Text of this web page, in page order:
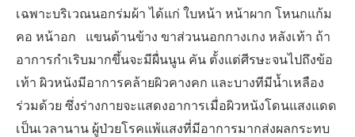
เฉพาะบริเวณนอกร่มผ้า ได้แก่ ใบหน้า หน้าผาก โหนกแก้ม
คอ หน้าอก แขนด้านข้าง ขาส่วนนอกกางเกง หลังเท้า ถ้า
อาการกำเริบมากขึ้นจะมีผื่นนูน คัน ตั้งแต่ศีรษะจนไปถึงข้อ
เท้า ผิวหนังมีอาการคล้ายผิวคางคก และบางทีมีน้ำเหลือง
ร่วมด้วย ซึ่งร่างกายจะแสดงอาการเมื่อผิวหนังโดนแสงแดด
เป็นเวลานาน ผู้ป่วยโรคแพ้แสงที่มีอาการมากส่งผลกระทบ